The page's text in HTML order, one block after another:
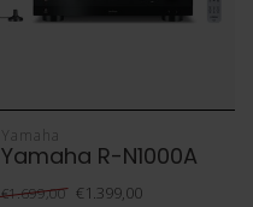
Yamaha
Yamaha R-N1000A
€1.699,00 €1.399,00